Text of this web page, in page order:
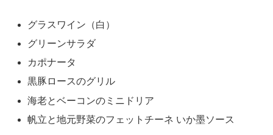
グラスワイン（白）
グリーンサラダ
カポナータ
黒豚ロースのグリル
海老とベーコンのミニドリア
帆立と地元野菜のフェットチーネ いか墨ソース